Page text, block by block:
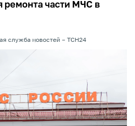
ремонта части МЧС в
служба новостей ТСН24